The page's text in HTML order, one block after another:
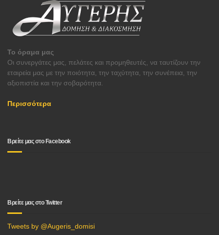
Το όραμα μας
Οι συνεργάτες μας, πελάτες και προμηθευτές, να ταυτίζουν την
εταιρεία μας με την ποιότητα, την ταχύτητα, την συνέπεια, την
αξιοπιστία και την σοβαρότητα.
Περισσότερα
Βρείτε μας στο Facebook
Βρείτε μας στο Twitter
Tweets by @Augeris_domisi